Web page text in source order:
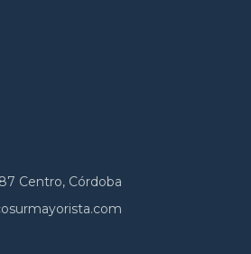
Centro, Córdoba